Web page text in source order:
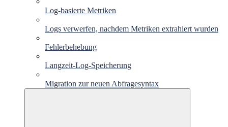
Log-basierte Metriken
Logs verwerfen, nachdem Metriken extrahiert wurden
Fehlerbehebung
Langzeit-Log-Speicherung
Migration zur neuen Abfragesyntax